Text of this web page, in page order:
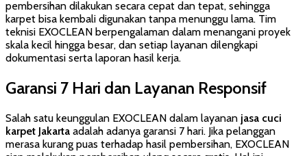
pembersihan dilakukan secara cepat dan tepat, sehingga
karpet bisa kembali digunakan tanpa menunggu lama. Tim
teknisi EXOCLEAN berpengalaman dalam menangani proyek
skala kecil hingga besar, dan setiap layanan dilengkapi
dokumentasi serta laporan hasil kerja.
Garansi 7 Hari dan Layanan Responsif
Salah satu keunggulan EXOCLEAN dalam layanan jasa cuci
karpet Jakarta adalah adanya garansi 7 hari. Jika pelanggan
merasa kurang puas terhadap hasil pembersihan, EXOCLEAN